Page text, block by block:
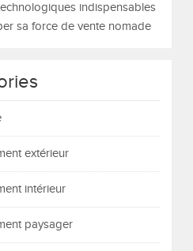
indispensables
sa force de vente nomade
extérieur
intérieur
paysager